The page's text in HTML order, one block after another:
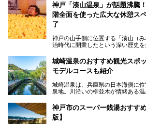
神戸「湊山温泉」が話題沸騰
階全面を使った広大な休憩ス
了
神戸の山手側に位置する「湊山（
治時代に開業したという深い歴史を
っぱいに浮かぶアヒルちゃん。さ
コワーキングも可能な休憩スペー
設備で人々をアッと驚かせる湊山温
城崎温泉のおすすめ観光スポ
モデルコースも紹介
城崎温泉は、兵庫県の日本海側に
泉地。川沿いの柳並木が情緒ある温
られています。鉄道の駅から温泉街
ちょうどよい規模で、日帰りでの
神戸市のスーパー銭湯おすす
版】